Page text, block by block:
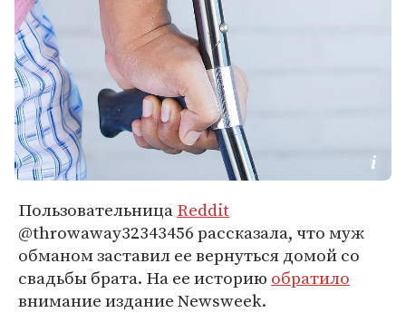
ПользовательницаReddit
@throwaway32343456 рассказала, что муж
обманом заставил ее вернуться домой со
свадьбы брата. На ее историю обратило
внимание издание Newsweek.